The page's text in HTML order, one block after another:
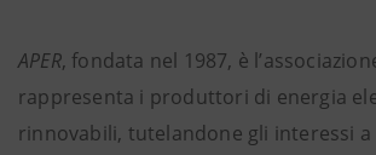
APER, fondata nel 1987, è
rappresenta i produttori di energia
rinnovabili, tutelandone gli interessi a